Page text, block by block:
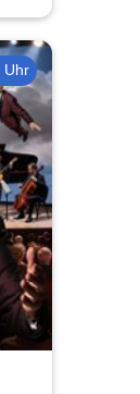
Uhr